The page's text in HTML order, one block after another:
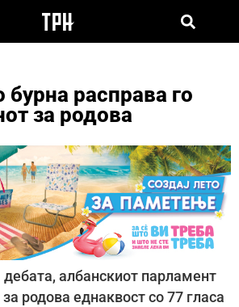
бурна расправа го
за родова
дебата, албанскиот парламент
родова еднаквост со 77 гласа